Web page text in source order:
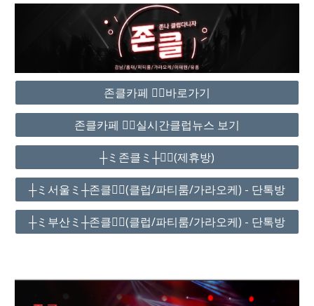
존클카페 ❤️‍🔥바로가기
존클카페 ❤️‍🔥실시간클럽뉴스 보기
┼ミ존클ミ┼❤️‍🔥(제휴방)
┼ミ서울ミ┼존클❤️‍🔥(클럽/파티룸/가라오케) - 단톡방
┼ミ부산ミ┼존클❤️‍🔥(클럽/파티룸/가라오케) - 단톡방